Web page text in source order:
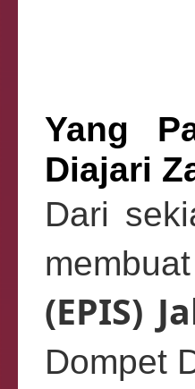
Yang
Diajari
Dari
(EPIS)
Dompet